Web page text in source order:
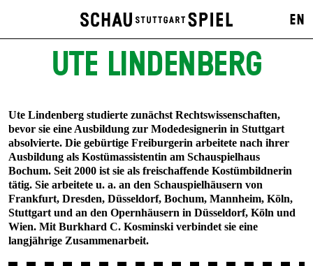
EN
UTE LINDENBERG
Ute Lindenberg studierte zunächst Rechtswissenschaften,
bevor sie eine Ausbildung zur Modedesignerin in Stuttgart
absolvierte. Die gebürtige Freiburgerin arbeitete nach ihrer
Ausbildung als Kostümassistentin am Schauspielhaus
Bochum. Seit 2000 ist sie als freischaffende Kostümbildnerin
tätig. Sie arbeitete u. a. an den Schauspielhäusern von
Frankfurt, Dresden, Düsseldorf, Bochum, Mannheim, Köln,
Stuttgart und an den Opernhäusern in Düsseldorf, Köln und
Wien. Mit Burkhard C. Kosminski verbindet sie eine
langjährige Zusammenarbeit.